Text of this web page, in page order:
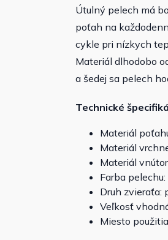
Útulný pelech má
poťah na
cykle pri nízkych
Materiál dlhodobo
a šedej sa pelech
Technické
Materiál
Materiál
Materiál
Farba
Druh zvieraťa:
Veľkosť
Miesto